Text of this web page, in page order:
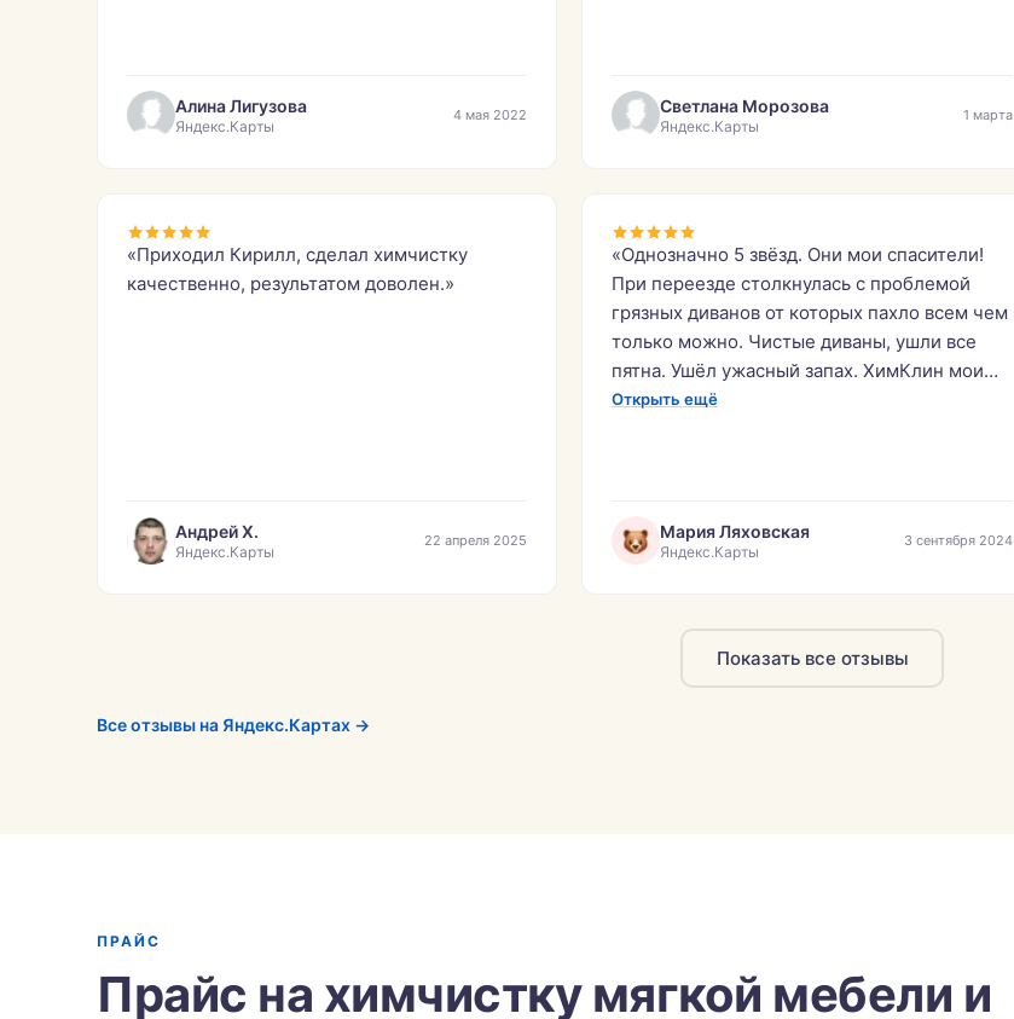
Алина Лигузова
Яндекс.Карты
4 мая 2022 Светлана Морозова
Яндекс.Карты
1 марта
«Приходил Кирилл, сделал химчистку
качественно, результатом доволен.»
Андрей Х.
Яндекс.Карты
22 апреля 2025
«Однозначно 5 звёзд. Они мои спасители!
При переезде столкнулась с проблемой
грязных диванов от которых пахло всем чем
только можно. Чистые диваны, ушли все
пятна. Ушёл ужасный запах. ХимКлин мои
спасители! Желаю процветания этой
Открыть ещё
Мария Ляховская
Яндекс.Карты
3 сентября 2024
Показать все отзывы
Все отзывы на Яндекс.Картах →
ПРАЙС
Прайс на химчистку мягкой мебели и